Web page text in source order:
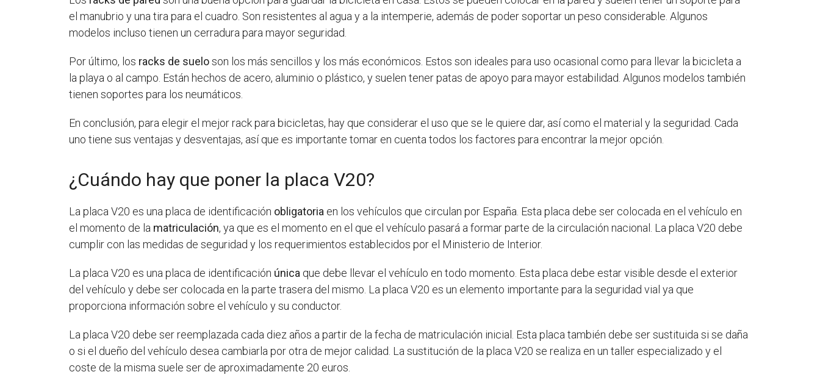
el manubrio y una tira para el cuadro. Son resistentes al agua y a la intemperie, además de poder soportar un peso considerable. Algunos
modelos incluso tienen un cerradura para mayor seguridad.
Por último, los racks de sueloson los más sencillos y los más económicos. Estos son ideales para uso ocasional como para llevar la bicicleta a
la playa o al campo. Están hechos de acero, aluminio o plástico, y suelen tener patas de apoyo para mayor estabilidad. Algunos modelos también
tienen soportes para los neumáticos.
En conclusión, para elegir el mejor rack para bicicletas, hay que considerar el uso que se le quiere dar, así como el material y la seguridad. Cada
uno tiene sus ventajas y desventajas, así que es importante tomar en cuenta todos los factores para encontrar la mejor opción.
¿Cuándo hay que poner la placa V20?
La placa V20 es una placa de identificación obligatoria en los vehículos que circulan por España. Esta placa debe ser colocada en el vehículo en
el momento de la matriculación, ya que es el momento en el que el vehículo pasará a formar parte de la circulación nacional. La placa V20 debe
cumplir con las medidas de seguridad y los requerimientos establecidos por el Ministerio de Interior.
La placa V20 es una placa de identificación única que debe llevar el vehículo en todo momento. Esta placa debe estar visible desde el exterior
del vehículo y debe ser colocada en la parte trasera del mismo. La placa V20 es un elemento importante para la seguridad vial ya que
proporciona información sobre el vehículo y su conductor.
La placa V20 debe ser reemplazada cada diez años a partir de la fecha de matriculación inicial. Esta placa también debe ser sustituida si se daña
o si el dueño del vehículo desea cambiarla por otra de mejor calidad. La sustitución de la placa V20 se realiza en un taller especializado y el
coste de la misma suele ser de aproximadamente 20 euros.